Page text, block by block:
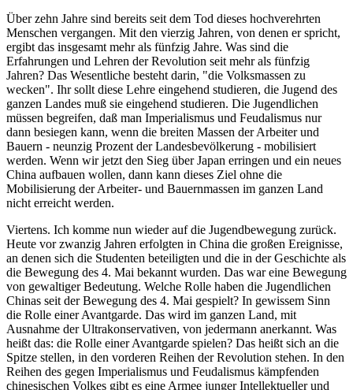
Über zehn Jahre sind bereits seit dem Tod dieses hochverehrten
Menschen vergangen. Mit den vierzig Jahren, von denen er spricht,
ergibt das insgesamt mehr als fünfzig Jahre. Was sind die
Erfahrungen und Lehren der Revolution seit mehr als fünfzig
Jahren? Das Wesentliche besteht darin, "die Volksmassen zu
wecken". Ihr sollt diese Lehre eingehend studieren, die Jugend des
ganzen Landes muß sie eingehend studieren. Die Jugendlichen
müssen begreifen, daß man Imperialismus und Feudalismus nur
dann besiegen kann, wenn die breiten Massen der Arbeiter und
Bauern - neunzig Prozent der Landesbevölkerung - mobilisiert
werden. Wenn wir jetzt den Sieg über Japan erringen und ein neues
China aufbauen wollen, dann kann dieses Ziel ohne die
Mobilisierung der Arbeiter- und Bauernmassen im ganzen Land
nicht erreicht werden.
Viertens. Ich komme nun wieder auf die Jugendbewegung zurück.
Heute vor zwanzig Jahren erfolgten in China die großen Ereignisse,
an denen sich die Studenten beteiligten und die in der Geschichte als
die Bewegung des 4. Mai bekannt wurden. Das war eine Bewegung
von gewaltiger Bedeutung. Welche Rolle haben die Jugendlichen
Chinas seit der Bewegung des 4. Mai gespielt? In gewissem Sinn
die Rolle einer Avantgarde. Das wird im ganzen Land, mit
Ausnahme der Ultrakonservativen, von jedermann anerkannt. Was
heißt das: die Rolle einer Avantgarde spielen? Das heißt sich an die
Spitze stellen, in den vorderen Reihen der Revolution stehen. In den
Reihen des gegen Imperialismus und Feudalismus kämpfenden
chinesischen Volkes gibt es eine Armee junger Intellektueller und